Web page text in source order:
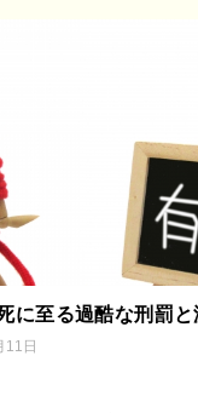
に至る過酷な刑罰
11日